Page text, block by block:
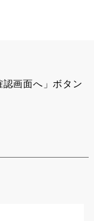
認画面へ」ボタン